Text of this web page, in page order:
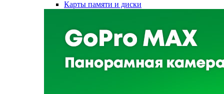
Карты памяти и диски